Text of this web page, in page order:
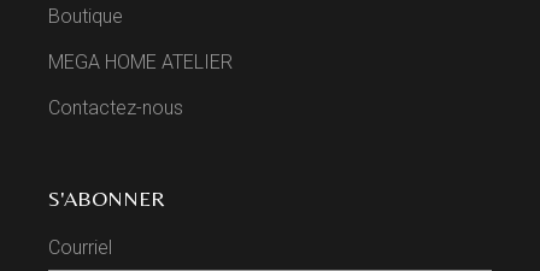
Boutique
MEGA HOME ATELIER
Contactez-nous
S'ABONNER